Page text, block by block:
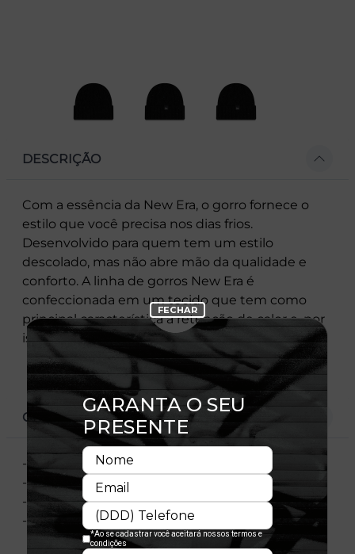
DESCRIÇÃO
Com a essência da New Era, o gorro fornece o
estilo que você precisa nos dias frios.
Desenvolvido para quem tem um estilo
descolado, mas não abre mão da qualidade e
conforto. A linha de gorros New Era é
confeccionada em um tecido que tem como
principal característica a retenção de calor e, por
isso, garante ótimo conforto térmico.
CARACTERÍSTICAS
- Flag New Era bordada
- Copa arredondada
- Licença oficial
- Composição:100% Poliéster